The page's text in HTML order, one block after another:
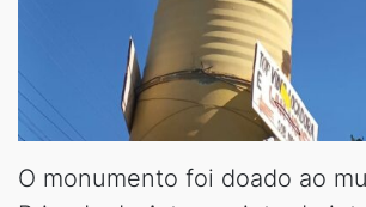
O monumento foi doado ao